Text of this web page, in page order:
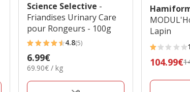
Science Selective -
Friandises Urinary Care
pour Rongeurs - 100g
4.8
étoiles
avec
5
4.8(5)
Prix
6.99€
6.99€
69.90€
Kg
69.90€ / kg
Lapin
1
étoiles
1
Prix
149.99€,
104.99€